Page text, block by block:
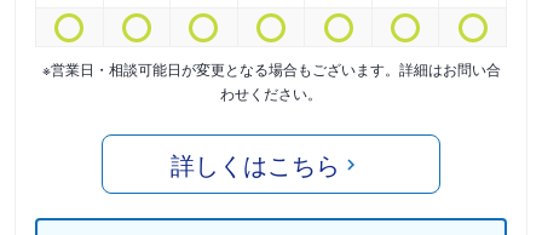
※営業日・相談可能日が変更となる場合もございます。詳細はお問い合
わせください。
詳しくはこちら